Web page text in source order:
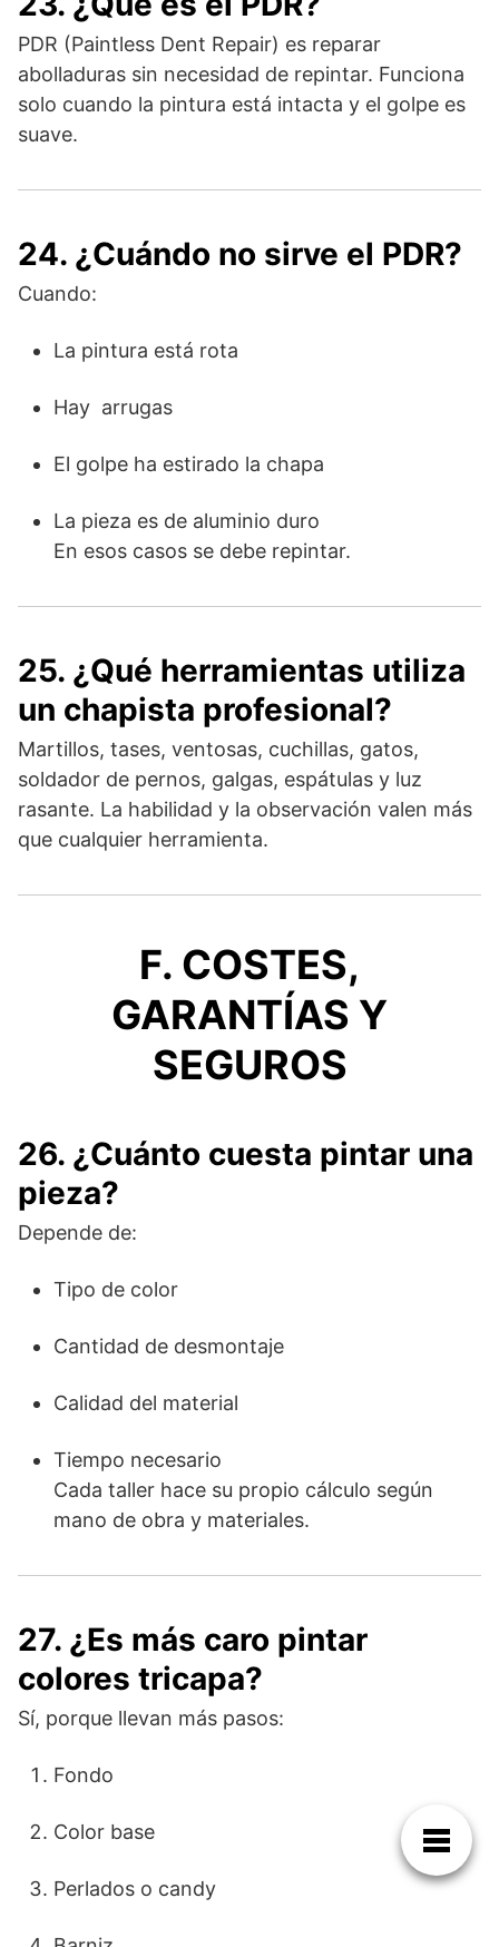
PDR (Paintless Dent Repair) es reparar
abolladuras sin necesidad de repintar. Funciona
solo cuando la pintura está intacta y el golpe es
suave.
24. ¿Cuándo no sirve el PDR?
Cuando:
La pintura está rota
Hay arrugas
El golpe ha estirado la chapa
La pieza es de aluminio duro
En esos casos se debe repintar.
25. ¿Qué herramientas utiliza
un chapista profesional?
Martillos, tases, ventosas, cuchillas, gatos,
soldador de pernos, galgas, espátulas y luz
rasante. La habilidad y la observación valen más
que cualquier herramienta.
F. COSTES,
GARANTÍAS Y
SEGUROS
26. ¿Cuánto cuesta pintar una
pieza?
Depende de:
Tipo de color
Cantidad de desmontaje
Calidad del material
Tiempo necesario
Cada taller hace su propio cálculo según
mano de obra y materiales.
27. ¿Es más caro pintar
colores tricapa?
Sí, porque llevan más pasos:
Fondo
Color base
Perlados o candy